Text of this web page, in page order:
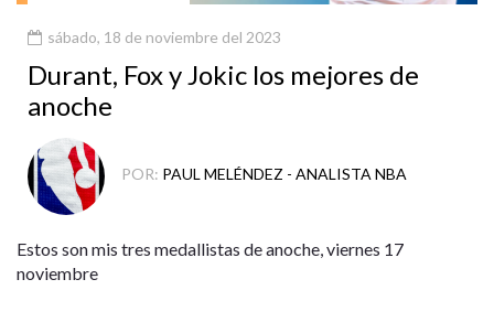
sábado, 18 de noviembre del 2023
Durant, Fox y Jokic los mejores de
anoche
POR: PAUL MELÉNDEZ - ANALISTA NBA
Estos son mis tres medallistas de anoche, viernes 17
noviembre